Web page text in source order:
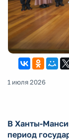
1 июля 2026
В Ханты-
период